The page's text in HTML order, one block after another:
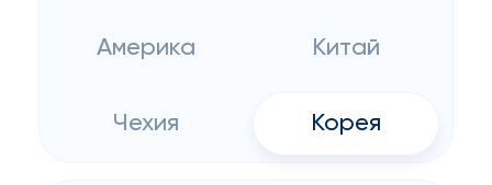
Америка Китай
Чехия Корея